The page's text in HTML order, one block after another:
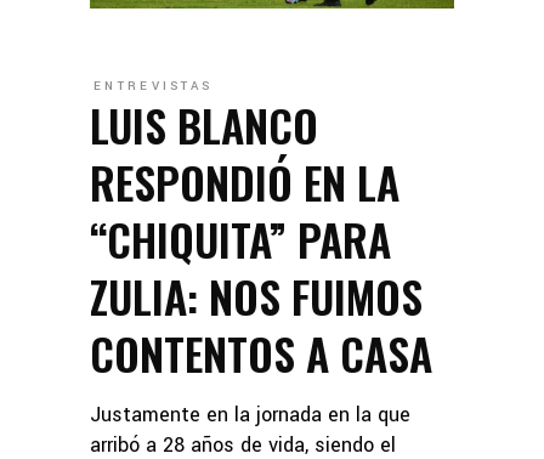
ENTREVISTAS
LUIS BLANCO
RESPONDIÓ EN LA
“CHIQUITA” PARA
ZULIA: NOS FUIMOS
CONTENTOS A CASA
Justamente en la jornada en la que
arribó a 28 años de vida, siendo el